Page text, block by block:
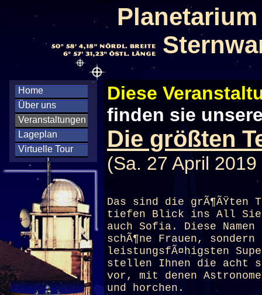
Home
Über uns
Veranstaltungen
Lageplan
Virtuelle Tour
Diese
finden sie
Die größten
(Sa. 27 April
Das sind die grÃ¶ÃŸten
tiefen Blick ins All Sie
auch Sofia. Diese
schÃ¶ne Frauen,
leistungsfÃ¤higsten
stellen Ihnen die acht
vor, mit denen
und horchen.